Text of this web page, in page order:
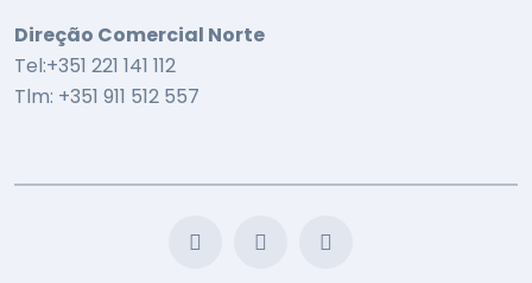
Direção Comercial Norte
Tel:+351 221 141 112
Tlm: +351 911 512 557